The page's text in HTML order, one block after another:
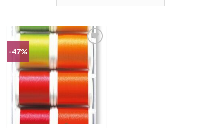
-47%
Auf die
Wunschliste